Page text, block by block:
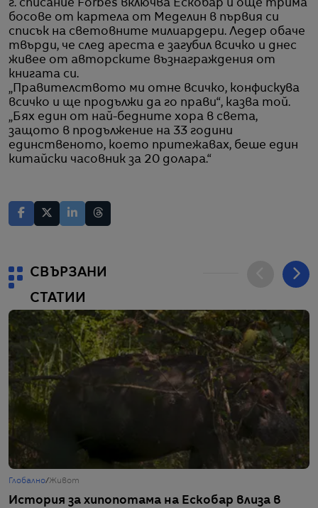
г. списание Forbes включва Ескобар и още трима
босове от картела от Меделин в първия си
списък на световните милиардери. Ледер обаче
твърди, че след ареста е загубил всичко и днес
живее от авторските възнаграждения от
книгата си.
„Правителството ми отне всичко, конфискува
всичко и ще продължи да го прави“, казва той.
„Бях един от най-бедните хора в света,
защото в продължение на 33 години
единственото, което притежавах, беше един
китайски часовник за 20 долара.“
СВЪРЗАНИ
СТАТИИ
Глобално/Живот
История за хипопотама на Ескобар влиза в